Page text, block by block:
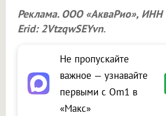
Реклама. ООО «АкваРио», ИНН
Erid: 2VtzqwSEYvn.
Не пропускайте
важное — узнавайте
первыми с Om1 в
«Макс»